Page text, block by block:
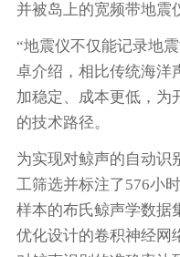
并被岛上的宽频带地震
“地震仪不仅能记录地
卓介绍，相比传统海洋
加稳定、成本更低，为
的技术路径。
为实现对鲸声的自动识
工筛选并标注了576小
样本的布氏鲸声学数据
优化设计的卷积神经网